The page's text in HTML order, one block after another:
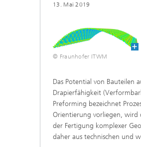
13. Mai 2019
© Fraunhofer ITWM
Das Potential von Bauteilen
Drapierfähigkeit
Preforming bezeichnet
Orientierung vorliegen, wird
der Fertigung komplexer
daher aus technischen und